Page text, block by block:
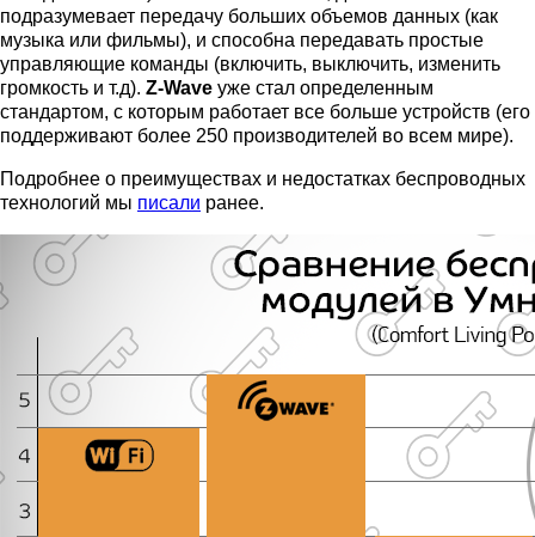
подразумевает передачу больших объемов данных (как
музыка или фильмы), и способна передавать простые
управляющие команды (включить, выключить, изменить
громкость и т.д). Z-Wave уже стал определенным
стандартом, с которым работает все больше устройств (его
поддерживают более 250 производителей во всем мире).
Подробнее о преимуществах и недостатках беспроводных
технологий мы писали ранее.